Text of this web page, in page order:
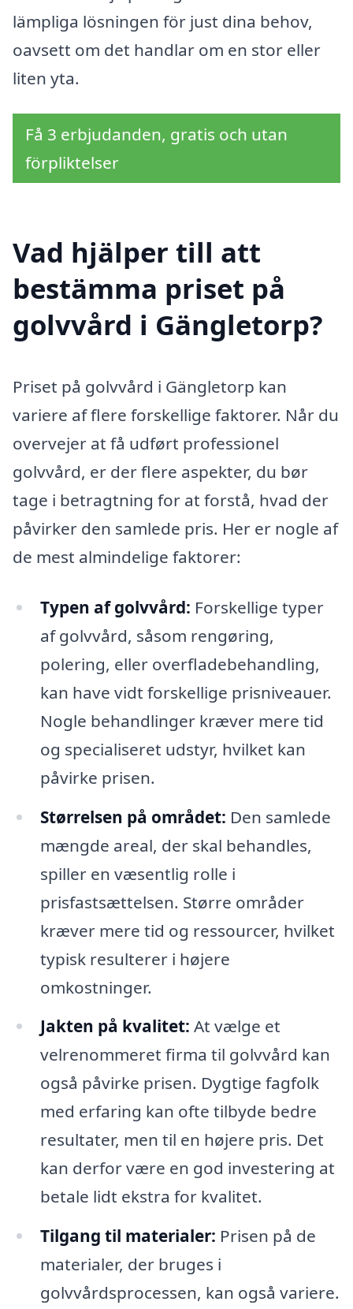
lämpliga lösningen för just dina behov,
oavsett om det handlar om en stor eller
liten yta.
Få 3 erbjudanden, gratis och utan
förpliktelser
Vad hjälper till att
bestämma priset på
golvvård i Gängletorp?
Priset på golvvård i Gängletorp kan
variere af flere forskellige faktorer. Når du
overvejer at få udført professionel
golvvård, er der flere aspekter, du bør
tage i betragtning for at forstå, hvad der
påvirker den samlede pris. Her er nogle af
de mest almindelige faktorer:
Typen af golvvård: Forskellige typer
af golvvård, såsom rengøring,
polering, eller overfladebehandling,
kan have vidt forskellige prisniveauer.
Nogle behandlinger kræver mere tid
og specialiseret udstyr, hvilket kan
påvirke prisen.
Størrelsen på området: Den samlede
mængde areal, der skal behandles,
spiller en væsentlig rolle i
prisfastsættelsen. Større områder
kræver mere tid og ressourcer, hvilket
typisk resulterer i højere
omkostninger.
Jakten på kvalitet: At vælge et
velrenommeret firma til golvvård kan
også påvirke prisen. Dygtige fagfolk
med erfaring kan ofte tilbyde bedre
resultater, men til en højere pris. Det
kan derfor være en god investering at
betale lidt ekstra for kvalitet.
Tilgang til materialer: Prisen på de
materialer, der bruges i
golvvårdsprocessen, kan også variere.